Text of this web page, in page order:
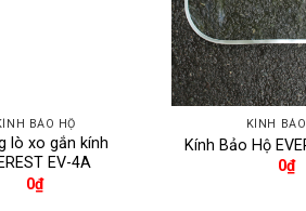
BẢO HỘ
lò xo gắn kính
EV-4A
0₫
KÍNH
Kính Bảo Hộ
0₫